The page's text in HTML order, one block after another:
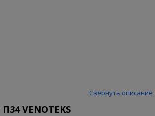
Свернуть описание
VENOTEKS